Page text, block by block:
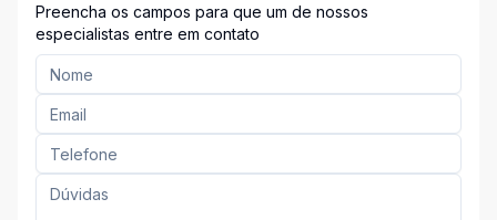
Preencha os campos para que um de nossos
especialistas entre em contato